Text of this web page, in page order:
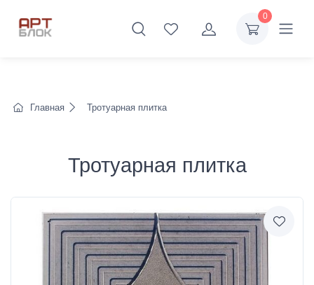
0
Главная Тротуарная плитка
Тротуарная плитка